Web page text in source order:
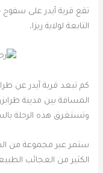
تقع قرية آيدر على
التابعة لولاية ريزا،
كم تبعد قرية آيدر عن
وتستغرق هذه الرحلة
ستمر عبر مجموعة من
الكثير من العجائب